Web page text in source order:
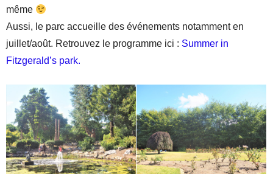
même
Aussi, le parc accueille des événements notamment en
juillet/août. Retrouvez le programme ici : Summer in
Fitzgerald’s park.